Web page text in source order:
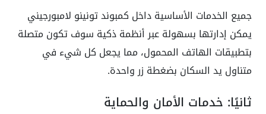
جميع الخدمات الأساسية داخل كمبوند تونينو لامبورجيني
يمكن إدارتها بسهولة عبر أنظمة ذكية سوف تكون متصلة
بتطبيقات الهاتف المحمول، مما يجعل كل شيء في
متناول يد السكان بضغطة زر واحدة.
ثانيًا: خدمات الأمان والحماية